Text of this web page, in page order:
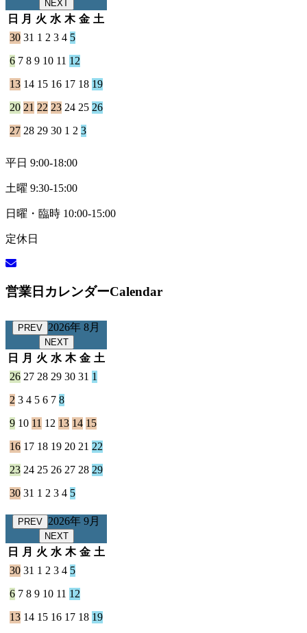
NEXT
日 月 火 水 木 金 土
30 31 1 2 3 4 5
6 7 8 9 10 11 12
13 14 15 16 17 18 19
20 21 22 23 24 25 26
27 28 29 30 1 2 3
平日 9:00-18:00
土曜 9:30-15:00
日曜・臨時 10:00-15:00
定休日
営業日カレンダーCalendar
PREV 2026年 8月
NEXT
日 月 火 水 木 金 土
26 27 28 29 30 31 1
2 3 4 5 6 7 8
9 10 11 12 13 14 15
16 17 18 19 20 21 22
23 24 25 26 27 28 29
30 31 1 2 3 4 5
PREV 2026年 9月
NEXT
日 月 火 水 木 金 土
30 31 1 2 3 4 5
6 7 8 9 10 11 12
13 14 15 16 17 18 19